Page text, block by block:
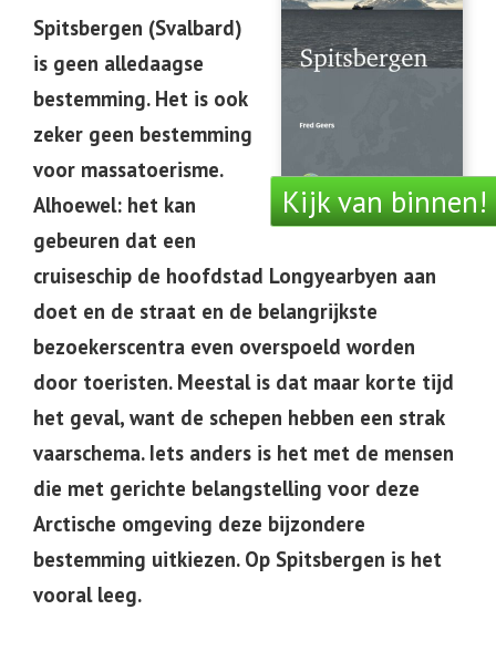
Kijk van binnen!
Spitsbergen (Svalbard)
is geen alledaagse
bestemming. Het is ook
zeker geen bestemming
voor massatoerisme.
Alhoewel: het kan
gebeuren dat een
cruiseschip de hoofdstad Longyearbyen aan
doet en de straat en de belangrijkste
bezoekerscentra even overspoeld worden
door toeristen. Meestal is dat maar korte tijd
het geval, want de schepen hebben een strak
vaarschema. Iets anders is het met de mensen
die met gerichte belangstelling voor deze
Arctische omgeving deze bijzondere
bestemming uitkiezen. Op Spitsbergen is het
vooral leeg.